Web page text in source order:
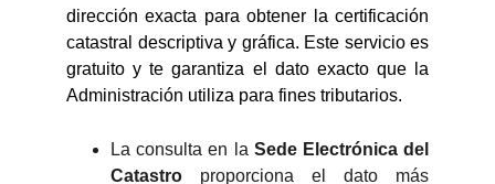
dirección exacta para obtener la certificación
catastral descriptiva y gráfica. Este servicio es
gratuito y te garantiza el dato exacto que la
Administración utiliza para fines tributarios.
La consulta en la Sede Electrónica del
Catastro proporciona el dato más